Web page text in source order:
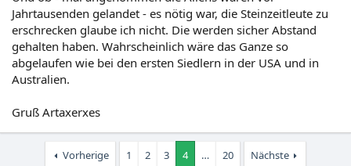
Jahrtausenden gelandet - es nötig war, die Steinzeitleute zu
erschrecken glaube ich nicht. Die werden sicher Abstand
gehalten haben. Wahrscheinlich wäre das Ganze so
abgelaufen wie bei den ersten Siedlern in der USA und in
Australien.
Gruß Artaxerxes
Vorherige 1 2 3 4 … 20 Nächste